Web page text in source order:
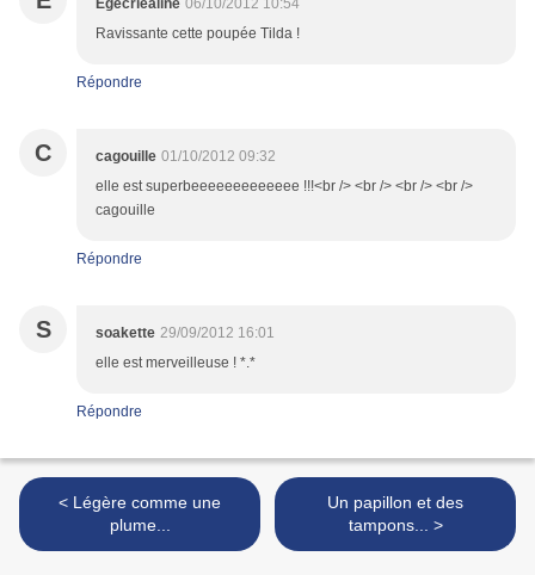
Egecriealine 06/10/2012 10:54
Ravissante cette poupée Tilda !
Répondre
C cagouille 01/10/2012 09:32
elle est superbeeeeeeeeeeeee !!!<br /> <br /> <br /> <br />
cagouille
Répondre
S soakette 29/09/2012 16:01
elle est merveilleuse ! *.*
Répondre
< Légère comme une
plume...
Un papillon et des
tampons... >